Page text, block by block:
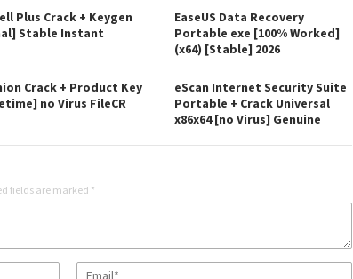
Plus Crack + Keygen
Stable Instant
EaseUS Data Recovery
Portable exe [100% Worked]
(x64) [Stable] 2026
Crack + Product Key
no Virus FileCR
eScan Internet Security Suite
Portable + Crack Universal
x86x64 [no Virus] Genuine
fields are marked *